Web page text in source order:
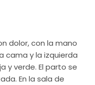
dolor, con la mano
cama y la izquierda
y verde. El parto se
En la sala de